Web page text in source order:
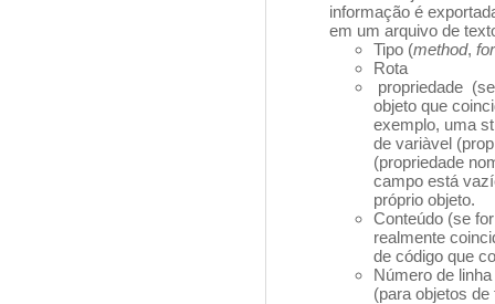
informação é
em um arquivo de
Tipo (method,
Rota
propriedade
objeto que
exemplo, uma
de variàvel
(propriedade
campo está
próprio objeto.
Conteúdo (se
realmente
de código que
Número de
(para objetos de